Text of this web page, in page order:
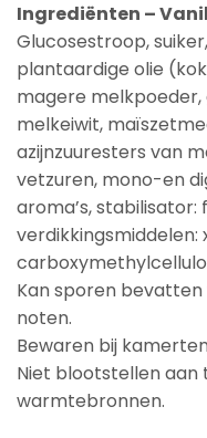
Ingrediënten –
Glucosestroop,
plantaardige olie
magere
melkeiwit,
azijnzuuresters van
vetzuren, mono-en
aroma’s, stabilisator:
verdikkingsmiddelen:
Kan sporen
noten.
Bewaren bij
Niet blootstellen
warmtebronnen.